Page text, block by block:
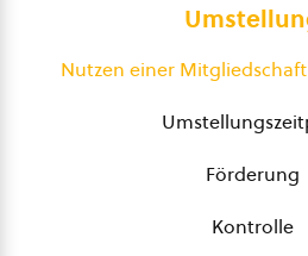
Nutzen einer
Förderung
Kontrolle